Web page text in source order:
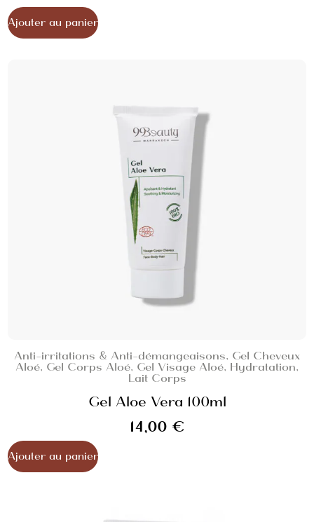
Ajouter au panier
Anti-irritations & Anti-démangeaisons, Gel Cheveux
Aloé, Gel Corps Aloé, Gel Visage Aloé, Hydratation,
Lait Corps
Gel Aloe Vera 100ml
14,00 €
Ajouter au panier